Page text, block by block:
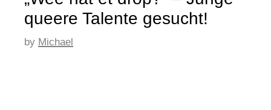
queere Talente gesucht!
by Michael